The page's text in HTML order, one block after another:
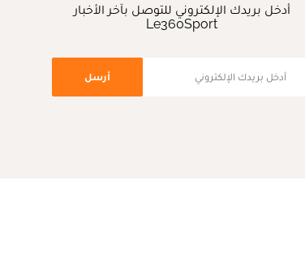
أدخل بريدك الإلكتروني للتوصل بآخر الأخبار
Le360Sport
أرسل